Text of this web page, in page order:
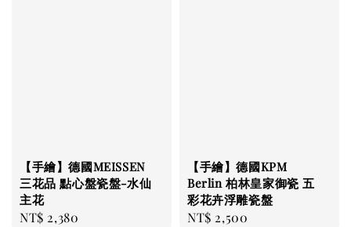
【手繪】德國MEISSEN
三花品 點心盤瓷盤-水仙
主花
Regular
NT$ 2,380
【手繪】德國KPM
Berlin 柏林皇家御瓷 五
彩花卉浮雕瓷盤
Regular
NT$ 2,500